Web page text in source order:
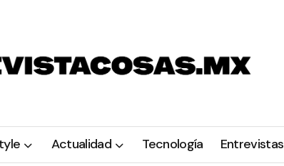
Actualidad Tecnología Entrevistas